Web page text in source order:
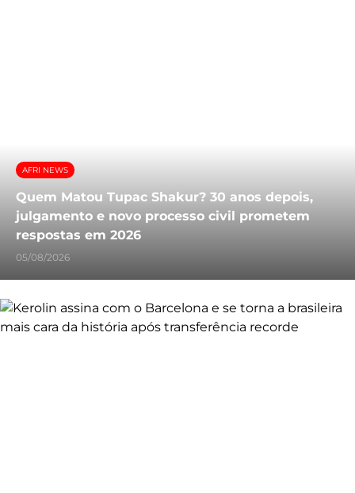
AFRI NEWS
Quem Matou Tupac Shakur? 30 anos depois,
julgamento e novo processo civil prometem
respostas em 2026
05/08/2026